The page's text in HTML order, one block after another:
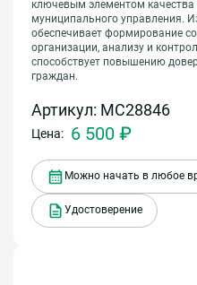
ключевым элементом качества
муниципального управления.
обеспечивает формирование
организации, анализу и
способствует повышению
граждан.
Артикул: МС28846
Цена: 6 500 ₽
Можно начать в любое
Удостоверение